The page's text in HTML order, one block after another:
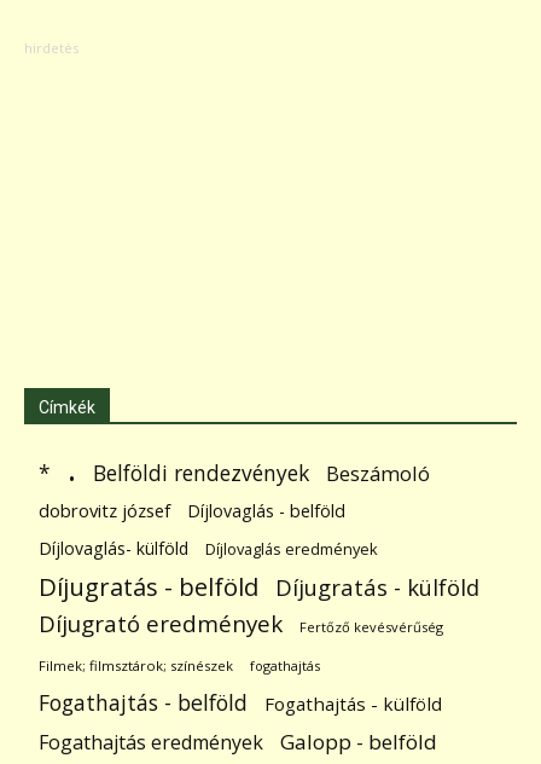
Címkék
* . Belföldi rendezvények Beszámoló
dobrovitz józsef
Díjlovaglás - belföld
Díjlovaglás- külföld
Díjlovaglás eredmények
Díjugratás - belföld Díjugratás - külföld
Díjugrató eredmények Fertőző kevésvérűség
Filmek; filmsztárok; színészek fogathajtás
Fogathajtás - belföld Fogathajtás - külföld
Fogathajtás eredmények Galopp - belföld